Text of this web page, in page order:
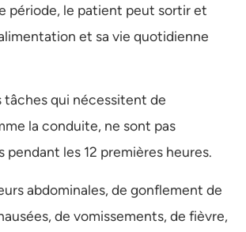
période, le patient peut sortir et
et sa vie quotidienne
tâches qui nécessitent de
la conduite, ne sont pas
pendant les 12 premières heures.
abdominales, de gonflement de
de vomissements, de fièvre,